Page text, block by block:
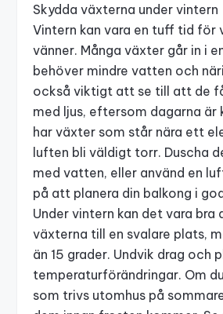
Skydda växterna under vintern
Vintern kan vara en tuff tid för
vänner. Många växter går in i
behöver mindre vatten och
också viktigt att se till att de
med ljus, eftersom dagarna är
har växter som står nära ett
luften bli väldigt torr. Duscha
med vatten, eller använd en
på att planera din balkong i
Under vintern kan det vara
växterna till en svalare plats,
än 15 grader. Undvik drag och
temperaturförändringar. Om
som trivs utomhus på